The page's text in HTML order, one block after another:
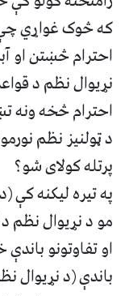
که څوک غواړي
احترام څښتن او
نړیوال نظم د
احترام څخه ونه
د ټولنیز نظم
پرتله کولای شو؟
په تيره لیکنه کې
مو د نړیوال نظم
او تفاوتونو
باندې (د نړیوال